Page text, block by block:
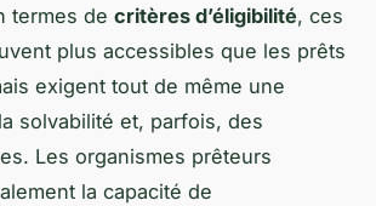
termes de critères d’éligibilité, ces
plus accessibles que les prêts
exigent tout de même une
solvabilité et, parfois, des
Les organismes prêteurs
la capacité de